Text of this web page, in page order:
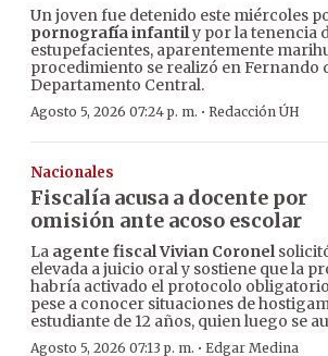
Un joven fue detenido este miércoles
pornografía infantily por la tenencia
estupefacientes, aparentemente
procedimiento se realizó en Fernando
Departamento Central.
Agosto 5, 2026 07:24 p. m. · Redacción ÚH
Nacionales
Fiscalía acusa a docente por
omisión ante acoso escolar
La agente fiscal Vivian Coronel
elevada a juicio oral y sostiene que la
habría activado el protocolo
pese a conocer situaciones de
estudiante de 12 años, quien luego se
Agosto 5, 2026 07:13 p. m. · Edgar Medina